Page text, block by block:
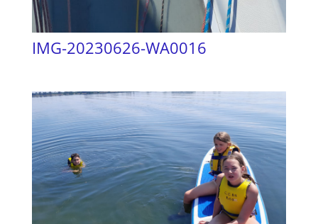
IMG-20230626-WA0016